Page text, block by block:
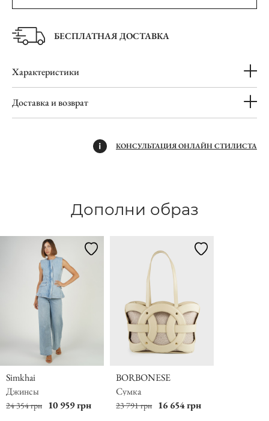
БЕСПЛАТНАЯ ДОСТАВКА
Характеристики
Доставка и возврат
КОНСУЛЬТАЦИЯ ОНЛАЙН СТИЛИСТА
Дополни образ
Simkhai
Джинсы
24 354 грн 10 959 грн
BORBONESE
Сумка
23 791 грн 16 654 грн